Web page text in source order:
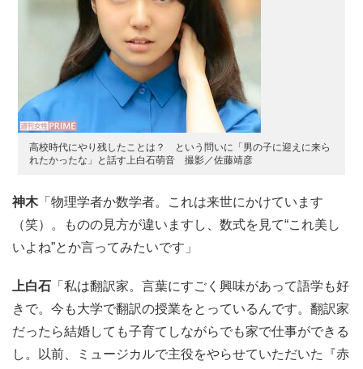
高校時代にやり残したことは？ という問いに「男の子に迎えに来ら
れたかったな」と話す上白石萌音 撮影／佐藤靖彦
神木「物理学者か数学者。これは来世にかけています
（笑）。ものの見方が違いますし、数式を見て“これ美し
いよね”とか言ってみたいです」
上白石 「私は翻訳家。言葉にすごく興味があって語学も好
きで。今も大学で翻訳の授業をとっているんです。翻訳家
だったら結婚しても子育てしながらでも家で仕事ができる
し。以前、ミュージカルで主役をやらせていただいた『赤